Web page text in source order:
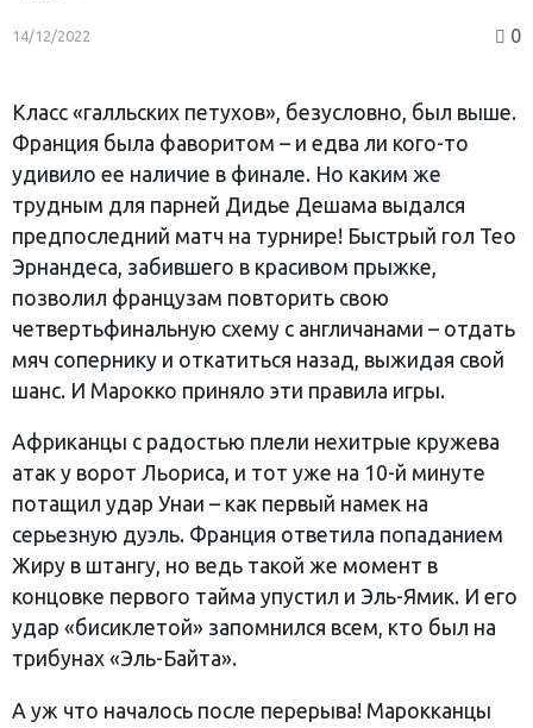
14/12/2022 0
Класс «галльских петухов», безусловно, был выше.
Франция была фаворитом – и едва ли кого-то
удивило ее наличие в финале. Но каким же
трудным для парней Дидье Дешама выдался
предпоследний матч на турнире! Быстрый гол Тео
Эрнандеса, забившего в красивом прыжке,
позволил французам повторить свою
четвертьфинальную схему с англичанами – отдать
мяч сопернику и откатиться назад, выжидая свой
шанс. И Марокко приняло эти правила игры.
Африканцы с радостью плели нехитрые кружева
атак у ворот Льориса, и тот уже на 10-й минуте
потащил удар Унаи – как первый намек на
серьезную дуэль. Франция ответила попаданием
Жиру в штангу, но ведь такой же момент в
концовке первого тайма упустил и Эль-Ямик. И его
удар «бисиклетой» запомнился всем, кто был на
трибунах «Эль-Байта».
А уж что началось после перерыва! Марокканцы